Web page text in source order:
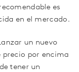
es
en el mercado.
un nuevo
por encima
tener un